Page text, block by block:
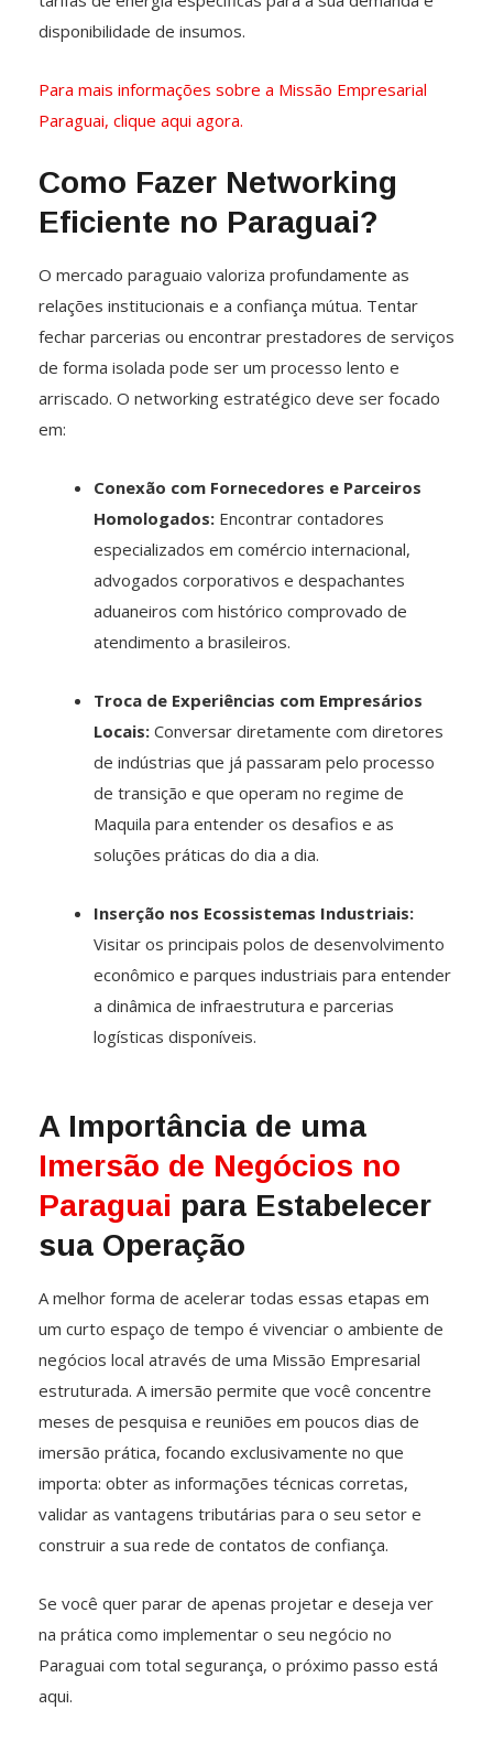
disponibilidade de insumos.
Para mais informações sobre a Missão Empresarial
Paraguai, clique aqui agora.
Como Fazer Networking
Eficiente no Paraguai?
O mercado paraguaio valoriza profundamente as
relações institucionais e a confiança mútua. Tentar
fechar parcerias ou encontrar prestadores de serviços
de forma isolada pode ser um processo lento e
arriscado. O networking estratégico deve ser focado
em:
Conexão com Fornecedores e Parceiros
Homologados: Encontrar contadores
especializados em comércio internacional,
advogados corporativos e despachantes
aduaneiros com histórico comprovado de
atendimento a brasileiros.
Troca de Experiências com Empresários
Locais: Conversar diretamente com diretores
de indústrias que já passaram pelo processo
de transição e que operam no regime de
Maquila para entender os desafios e as
soluções práticas do dia a dia.
Inserção nos Ecossistemas Industriais:
Visitar os principais polos de desenvolvimento
econômico e parques industriais para entender
a dinâmica de infraestrutura e parcerias
logísticas disponíveis.
A Importância de uma
Imersão de Negócios no
Paraguai para Estabelecer
sua Operação
A melhor forma de acelerar todas essas etapas em
um curto espaço de tempo é vivenciar o ambiente de
negócios local através de uma Missão Empresarial
estruturada. A imersão permite que você concentre
meses de pesquisa e reuniões em poucos dias de
imersão prática, focando exclusivamente no que
importa: obter as informações técnicas corretas,
validar as vantagens tributárias para o seu setor e
construir a sua rede de contatos de confiança.
Se você quer parar de apenas projetar e deseja ver
na prática como implementar o seu negócio no
Paraguai com total segurança, o próximo passo está
aqui.